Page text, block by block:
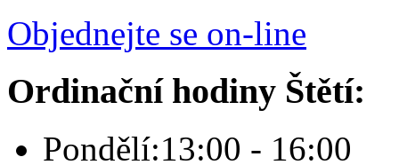
Objednejte se on-line
Ordinační hodiny Štětí:
Pondělí:13:00 - 16:00